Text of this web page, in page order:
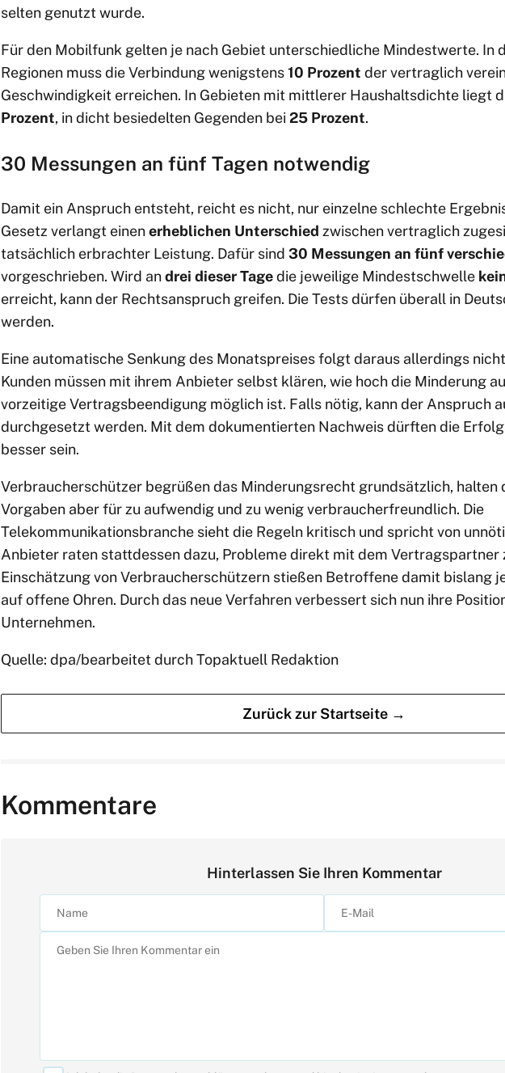
selten genutzt wurde.
Für den Mobilfunk gelten je nach Gebiet unterschiedliche Mindestwerte. In
Regionen muss die Verbindung wenigstens10 Prozent der vertraglich
Geschwindigkeit erreichen. In Gebieten mit mittlerer Haushaltsdichte liegt
Prozent, in dicht besiedelten Gegenden bei 25 Prozent.
30 Messungen an fünf Tagen notwendig
Damit ein Anspruch entsteht, reicht es nicht, nur einzelne schlechte
Gesetz verlangt einenerheblichen Unterschied zwischen vertraglich
tatsächlich erbrachter Leistung. Dafür sind 30 Messungen an fünf
vorgeschrieben. Wird andrei dieser Tagedie jeweilige Mindestschwelle
erreicht, kann der Rechtsanspruch greifen. Die Tests dürfen überall in
werden.
Eine automatische Senkung des Monatspreises folgt daraus allerdings
Kunden müssen mit ihrem Anbieter selbst klären, wie hoch die Minderung
vorzeitige Vertragsbeendigung möglich ist. Falls nötig, kann der Anspruch
durchgesetzt werden. Mit dem dokumentierten Nachweis dürften die
besser sein.
Verbraucherschützer begrüßen das Minderungsrecht grundsätzlich, halten
Vorgaben aber für zu aufwendig und zu wenig verbraucherfreundlich. Die
Telekommunikationsbranche sieht die Regeln kritisch und spricht von
Anbieter raten stattdessen dazu, Probleme direkt mit dem Vertragspartner
Einschätzung von Verbraucherschützern stießen Betroffene damit bislang
auf offene Ohren. Durch das neue Verfahren verbessert sich nun ihre
Unternehmen.
Quelle: dpa/bearbeitet durch Topaktuell Redaktion
Zurück zur Startseite →
Kommentare
Hinterlassen Sie Ihren Kommentar